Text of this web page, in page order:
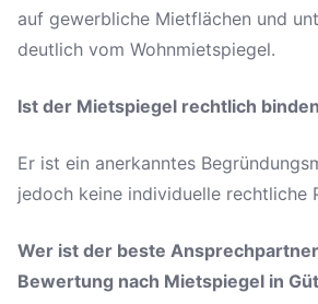
auf gewerbliche Mietflächen und
deutlich vom Wohnmietspiegel.
Ist der Mietspiegel rechtlich
Er ist ein anerkanntes
jedoch keine individuelle rechtliche
Wer ist der beste
Bewertung nach Mietspiegel in